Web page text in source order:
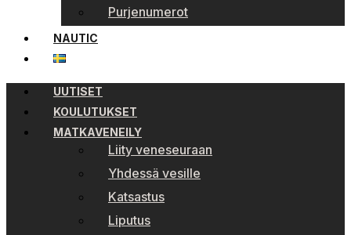
Purjenumerot
NAUTIC
UUTISET
KOULUTUKSET
MATKAVENEILY
Liity veneseuraan
Yhdessä vesille
Katsastus
Liputus